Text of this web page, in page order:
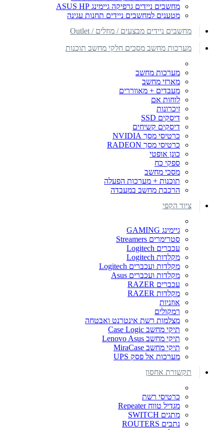
מחשבים ניידים גרפיקה גיימינג ASUS HP
מטענים למחשבים ניידים תחנות עגינה
מחשבים ניידים מבצעים / מוזלים / Outlet
מערכות מחשב מסכים חלקי מחשב תוכנות
מערכות מחשב
מארזי מחשב
מעבדים + מאווררים
לוחות אם
זיכרונות
דיסקים SSD
דיסקים קשיחים
כרטיסי מסך NVIDIA
כרטיסי מסך RADEON
כונן אופטי
ספקי כח
מסכי מחשב
תוכנות + מערכות הפעלה
הרכבת מחשב במעבדה
ציוד הקפי
גיימינג GAMING
סטרימרים Streamers
עכברים Logitech
מקלדות Logitech
מקלדות ועכברים Logitech
מקלדות ועכברים Asus
עכברים RAZER
מקלדות RAZER
אוזניות
רמקולים
מצלמות רשת אינטרנט ואבטחה
תיקי מחשב Case Logic
תיקי מחשב Lenovo Asus
תיקי מחשב MiraCase
מערכות אל פסק UPS
תקשורת אחסון
כרטיסי רשת
מגדיל טווח Repeater
מתגים SWITCH
נתבים ROUTERS